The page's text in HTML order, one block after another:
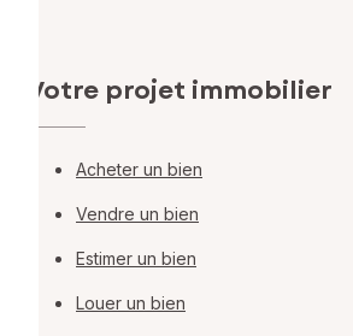
Votre projet immobilier
Acheter un bien
Vendre un bien
Estimer un bien
Louer un bien